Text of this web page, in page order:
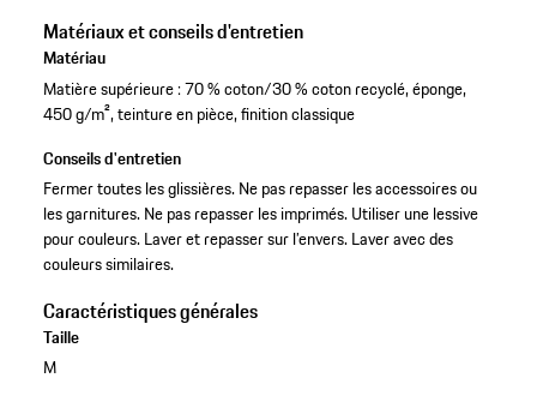
Matériaux et conseils d'entretien
Matériau
Matière supérieure : 70 % coton/30 % coton recyclé, éponge,
450 g/m², teinture en pièce, finition classique
Conseils d'entretien
Fermer toutes les glissières. Ne pas repasser les accessoires ou
les garnitures. Ne pas repasser les imprimés. Utiliser une lessive
pour couleurs. Laver et repasser sur l’envers. Laver avec des
couleurs similaires.
Caractéristiques générales
Taille
M